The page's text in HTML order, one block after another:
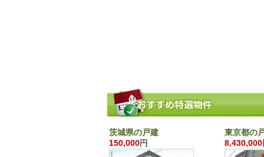
茨城県の戸建
150,000円
東京都の
8,430,000